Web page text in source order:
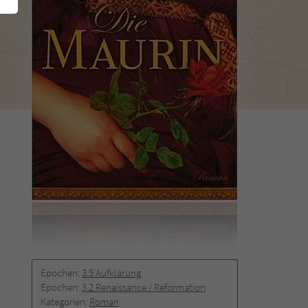
Epochen: 3.5 Aufklärung
Epochen: 3.2 Renaissance / Reformation
Kategorien: Roman